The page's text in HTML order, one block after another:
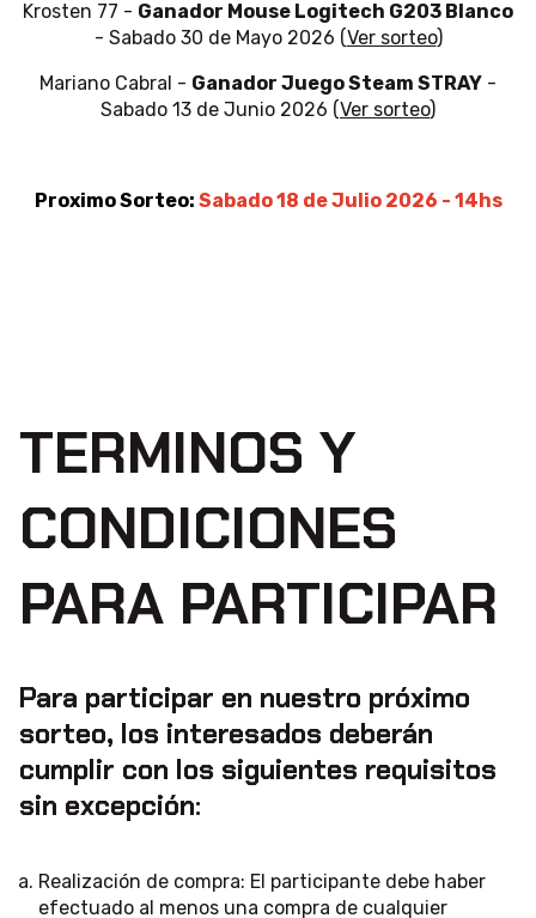
Krosten 77 - Ganador Mouse Logitech G203 Blanco
- Sabado 30 de Mayo 2026 (Ver sorteo)
Mariano Cabral - Ganador Juego Steam STRAY -
Sabado 13 de Junio 2026 (Ver sorteo)
Proximo Sorteo: Sabado 18 de Julio 2026 - 14hs
TERMINOS Y
CONDICIONES
PARA PARTICIPAR
Para participar en nuestro próximo
sorteo, los interesados deberán
cumplir con los siguientes requisitos
sin excepción:
Realización de compra: El participante debe haber
efectuado al menos una compra de cualquier